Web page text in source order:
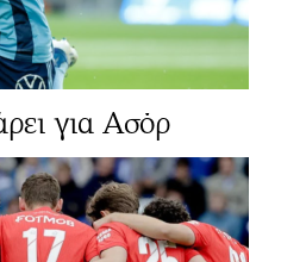
για Ασόρ